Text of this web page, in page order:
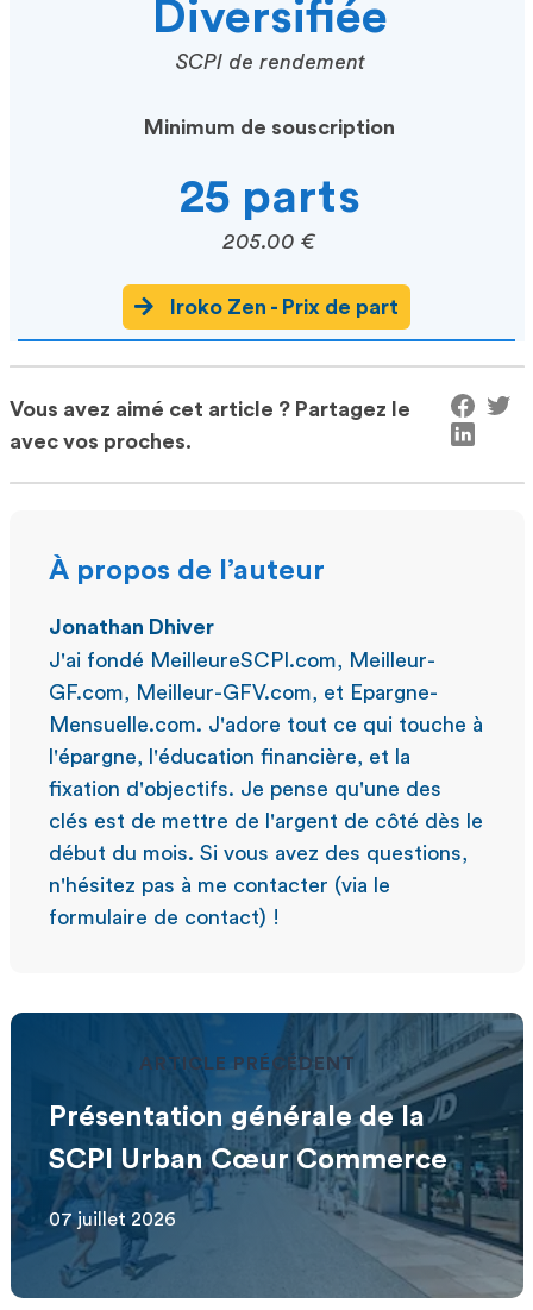
Diversifiée
SCPI de rendement
Minimum de souscription
25 parts
205.00 €
Iroko Zen - Prix de part
Vous avez aimé cet article ? Partagez le
avec vos proches.
À propos de l’auteur
Jonathan Dhiver
J'ai fondé MeilleureSCPI.com, Meilleur-
GF.com, Meilleur-GFV.com, et Epargne-
Mensuelle.com. J'adore tout ce qui touche à
l'épargne, l'éducation financière, et la
fixation d'objectifs. Je pense qu'une des
clés est de mettre de l'argent de côté dès le
début du mois. Si vous avez des questions,
n'hésitez pas à me contacter (via le
formulaire de contact) !
ARTICLE PRÉCÉDENT
Présentation générale de la
SCPI Urban Cœur Commerce
07 juillet 2026